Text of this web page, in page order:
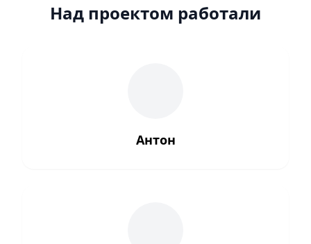
Над проектом работали
Антон